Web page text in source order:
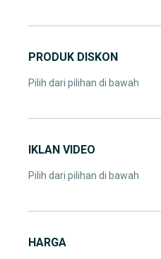
PRODUK DISKON
Pilih dari pilihan di bawah
IKLAN VIDEO
Pilih dari pilihan di bawah
HARGA